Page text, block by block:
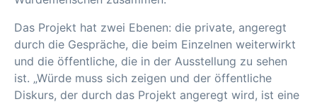
Das Projekt hat zwei Ebenen: die private, angeregt
durch die Gespräche, die beim Einzelnen weiterwirkt
und die öffentliche, die in der Ausstellung zu sehen
ist. „Würde muss sich zeigen und der öffentliche
Diskurs, der durch das Projekt angeregt wird, ist eine